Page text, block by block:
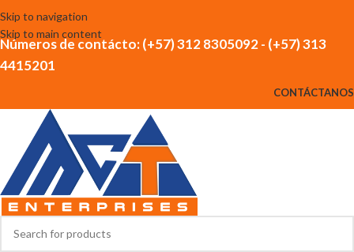
Skip to navigation
Skip to main content
Números de contácto: (+57) 312 8305092 - (+57) 313
4415201
CONTÁCTANOS